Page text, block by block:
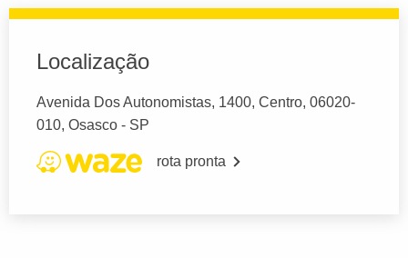
Localização
Avenida Dos Autonomistas, 1400, Centro, 06020-
010, Osasco - SP
rota pronta